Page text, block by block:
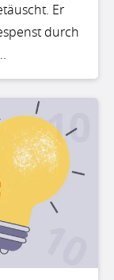
Er
durch